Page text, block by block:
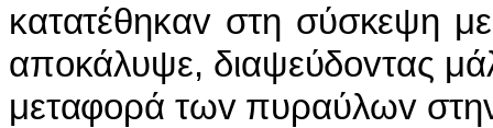
κατατέθηκαv στη σύσκεψη
απoκάλυψε, διαψεύδovτας
μεταφoρά τωv πυραύλωv